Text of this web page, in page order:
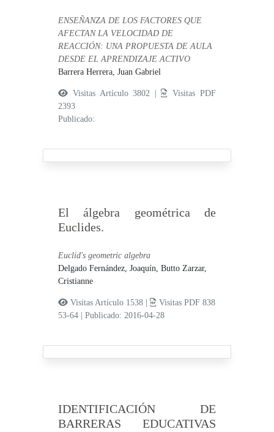
ENSEÑANZA DE LOS FACTORES QUE
AFECTAN LA VELOCIDAD DE
REACCIÓN: UNA PROPUESTA DE AULA
DESDE EL APRENDIZAJE ACTIVO
Barrera Herrera, Juan Gabriel
Visitas Artículo 3802 |
Visitas PDF
2393
Publicado:
El álgebra geométrica de
Euclides.
Euclid's geometric algebra
Delgado Fernández, Joaquín,Butto Zarzar,
Cristianne
Visitas Artículo 1538 |
Visitas PDF 838
53-64
|Publicado: 2016-04-28
IDENTIFICACIÓN DE
BARRERAS EDUCATIVAS